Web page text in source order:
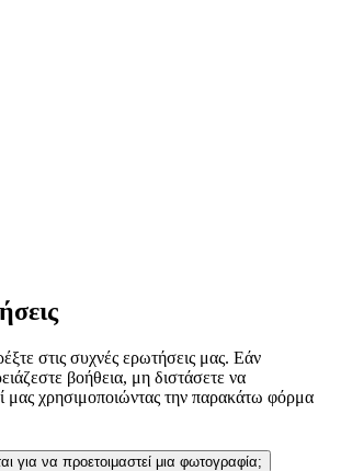
στις συχνές ερωτήσεις μας. Εάν
βοήθεια, μη διστάσετε να
μας χρησιμοποιώντας την παρακάτω φόρμα
για να προετοιμαστεί μια φωτογραφία;